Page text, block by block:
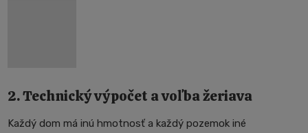
2. Technický výpočet a voľba žeriava
Každý dom má inú hmotnosť a každý pozemok iné